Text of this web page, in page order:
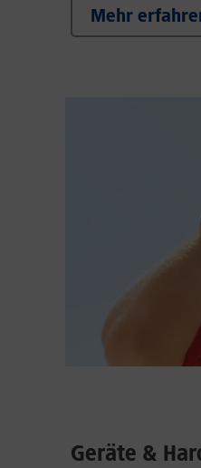
Mehr
Geräte &